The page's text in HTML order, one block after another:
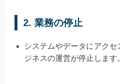
2. 業務の停止
システムやデータにアク
ジネスの運営が停止します